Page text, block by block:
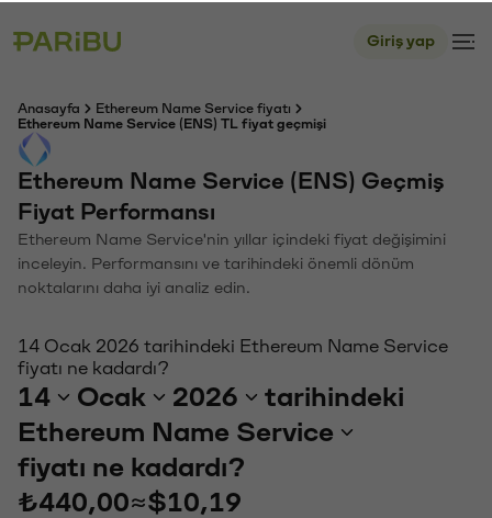
Giriş yap
Anasayfa
Ethereum Name Service fiyatı
Ethereum Name Service (ENS) TL fiyat geçmişi
Ethereum Name Service (ENS) Geçmiş
Fiyat Performansı
Ethereum Name Service'nin yıllar içindeki fiyat değişimini
inceleyin. Performansını ve tarihindeki önemli dönüm
noktalarını daha iyi analiz edin.
14 Ocak 2026 tarihindeki Ethereum Name Service
fiyatı ne kadardı?
14 Ocak 2026
tarihindeki
Ethereum Name Service
fiyatı ne kadardı?
₺440,00≈$10,19